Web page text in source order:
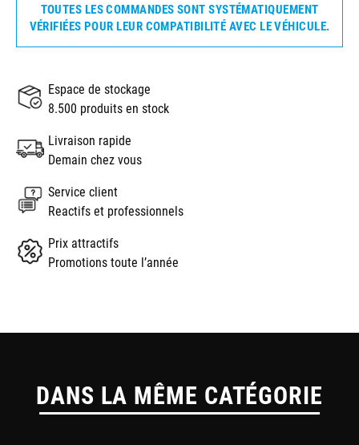
TOUTES LES COMMANDES SONT SYSTÉMATIQUEMENT
VÉRIFIÉES POUR LEUR COMPATIBILITÉ AVEC LE VÉHICULE.
Espace de stockage
8.500 produits en stock
Livraison rapide
Demain chez vous
Service client
Reactifs et professionnels
Prix attractifs
Promotions toute l’année
DANS LA MÊME CATÉGORIE